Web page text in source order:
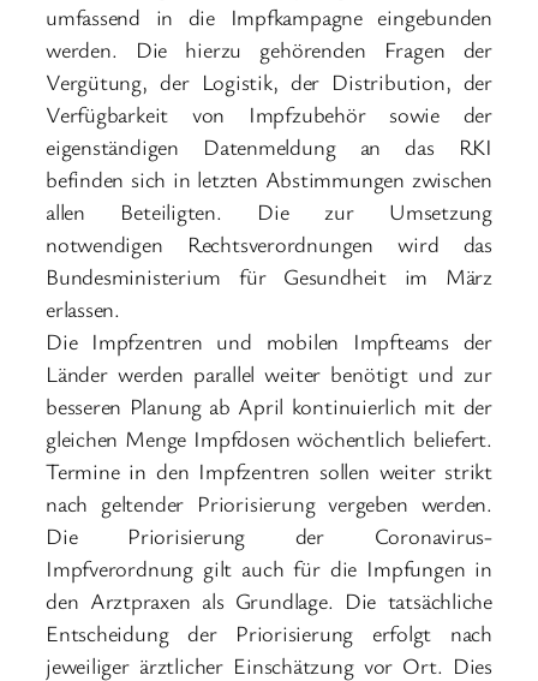
umfassend in die Impfkampagne eingebunden
werden. Die hierzu gehörenden Fragen der
Vergütung, der Logistik, der Distribution, der
Verfügbarkeit von Impfzubehör sowie der
eigenständigen Datenmeldung an das RKI
befinden sich in letzten Abstimmungen zwischen
allen Beteiligten. Die zur Umsetzung
notwendigen Rechtsverordnungen wird das
Bundesministerium für Gesundheit im März
erlassen.
Die Impfzentren und mobilen Impfteams der
Länder werden parallel weiter benötigt und zur
besseren Planung ab April kontinuierlich mit der
gleichen Menge Impfdosen wöchentlich beliefert.
Termine in den Impfzentren sollen weiter strikt
nach geltender Priorisierung vergeben werden.
Die Priorisierung der Coronavirus-
Impfverordnung gilt auch für die Impfungen in
den Arztpraxen als Grundlage. Die tatsächliche
Entscheidung der Priorisierung erfolgt nach
jeweiliger ärztlicher Einschätzung vor Ort. Dies